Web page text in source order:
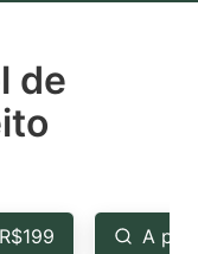
de
A